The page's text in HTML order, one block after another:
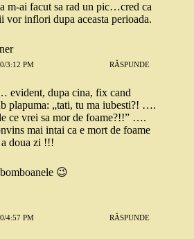
m-ai facut sa rad un pic…cred ca
vor inflori dupa aceasta perioada.
3:12 PM RĂSPUNDE
evident, dupa cina, fix cand
plapuma: „tati, tu ma iubesti?! ….
ce vrei sa mor de foame?!!” ….
mai intai ca e mort de foame
a doua zi !!!
😉
4:57 PM RĂSPUNDE